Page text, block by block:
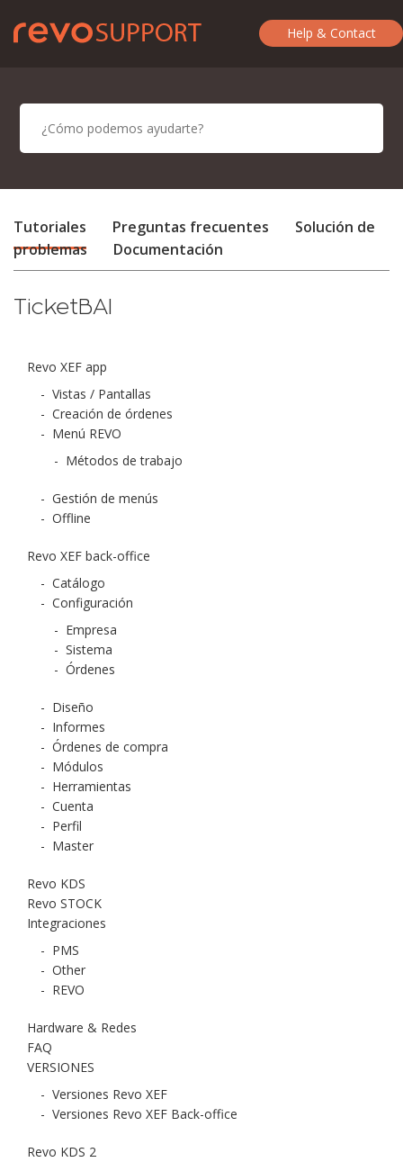
Help & Contact
Tutoriales Preguntas frecuentes
Solución de
problemas
Documentación
TicketBAI
Revo XEF app
- Vistas / Pantallas
- Creación de órdenes
- Menú REVO
- Métodos de trabajo
- Gestión de menús
- Offline
Revo XEF back-office
- Catálogo
- Configuración
- Empresa
- Sistema
- Órdenes
- Diseño
- Informes
- Órdenes de compra
- Módulos
- Herramientas
- Cuenta
- Perfil
- Master
Revo KDS
Revo STOCK
Integraciones
- PMS
- Other
- REVO
Hardware & Redes
FAQ
VERSIONES
- Versiones Revo XEF
- Versiones Revo XEF Back-office
Revo KDS 2